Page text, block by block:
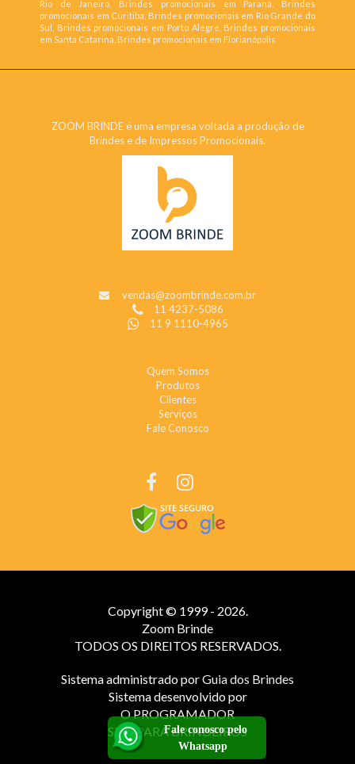
Rio de Janeiro, Brindes promocionais em Paraná, Brindes
promocionais em Curitiba, Brindes promocionais em Rio Grande do
Sul, Brindes promocionais em Porto Alegre, Brindes promocionais
em Santa Catarina, Brindes promocionais em Florianópolis
ZOOM BRINDE é uma empresa voltada a produção de
Brindes e de Impressos Promocionais.
vendas@zoombrinde.com.br
11 4237-5086
11 9 1110-4965
Quem Somos
Produtos
Clientes
Serviços
Fale Conosco
Copyright © 1999 - 2026.
Zoom Brinde
TODOS OS DIREITOS RESERVADOS.
Sistema administrado porGuia dos Brindes
Sistema desenvolvido por
O PROGRAMADOR
SITE PARA BRINDEIROS
Fale conosco pelo
Whatsapp